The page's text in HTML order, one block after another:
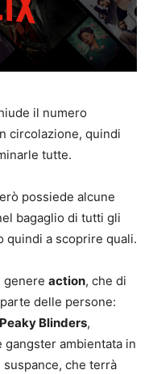
il numero
circolazione, quindi
tutte.
possiede alcune
bagaglio di tutti gli
quindi a scoprire quali.
genere action, che di
delle persone:
Peaky Blinders,
gangster ambientata in
che terrà